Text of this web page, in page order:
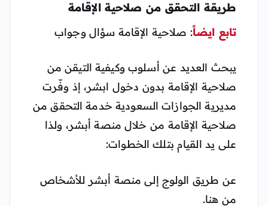
طريقة التحقق من صلاحية الإقامة
تابع ايضاً: صلاحية الإقامة سؤال وجواب
يبحث العديد عن أسلوب وكيفية التيقن من
صلاحية الإقامة بدون دخول ابشر، إذ وفّرت
مديرية الجوازات السعودية خدمة التحقق من
صلاحية الإقامة من خلال منصة أبشر، ولذا
على يد القيام بتلك الخطوات:
عن طريق الولوج إلى منصة أبشر للأشخاص
من هنا.